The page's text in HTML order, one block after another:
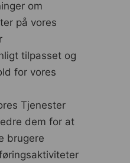
om
på vores
tilpasset og
for vores
Tjenester
dem for at
brugere